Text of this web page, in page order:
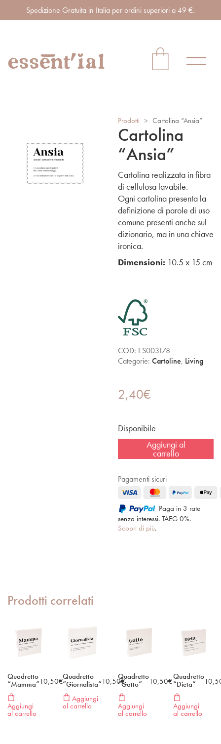
Spedizione Gratuita in Italia per ordini superiori a 49 €.
Prodotti > Cartolina “Ansia”
Cartolina
“Ansia”
Cartolina realizzata in fibra
di cellulosa lavabile.
Ogni cartolina presenta la
definizione di parole di uso
comune presenti anche sul
dizionario, ma in una chiave
ironica.
Dimensioni: 10.5 x 15 cm
COD: ES003178
Categorie: Cartoline, Living
2,40€
Disponibile
Aggiungi al
carrello
Pagamenti sicuri
Paga in 3 rate
senza interessi. TAEG 0%.
Scopri di più.
Prodotti correlati
Quadretto
“Mamma”
Aggiungi
al carrello
10,50€Quadretto
“Giornalista”
Aggiungi
al carrello
10,50€
Quadretto
“Gatto”
Aggiungi
al carrello
10,50€Quadretto
“Dieta”
Aggiungi
al carrello